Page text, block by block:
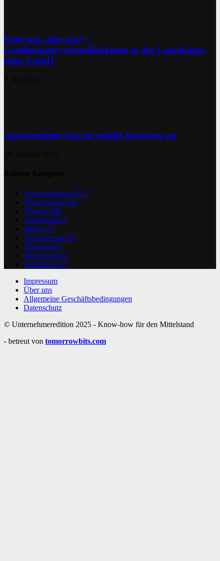
Ende gut, alles gut? −
Gesellschafterverbindlichkeiten in der Liquidation
einer GmbH
Autovermieter Starcar meldet Insolvenz an
Kurzmeldungen2112
Nachrichten1582
Wissen1089
Allgemein821
M&A570
Finanzierung535
Strategie493
Interviews415
Fallstudien371
Impressum
Über uns
Allgemeine Geschäftsbedingungen
Datenschutz
© Unternehmeredition 2025 - Know-how für den Mittelstand
- betreut von tomorrowbits.com